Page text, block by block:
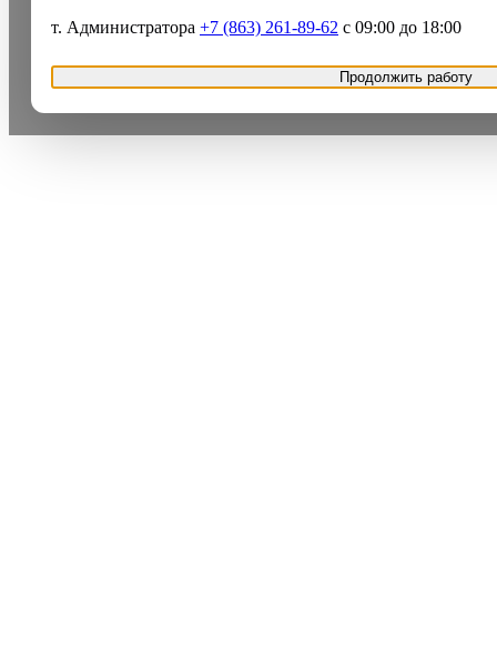
т. Администратора +7 (863) 261-89-62 с 09:00 до 18:00
Продолжить работу